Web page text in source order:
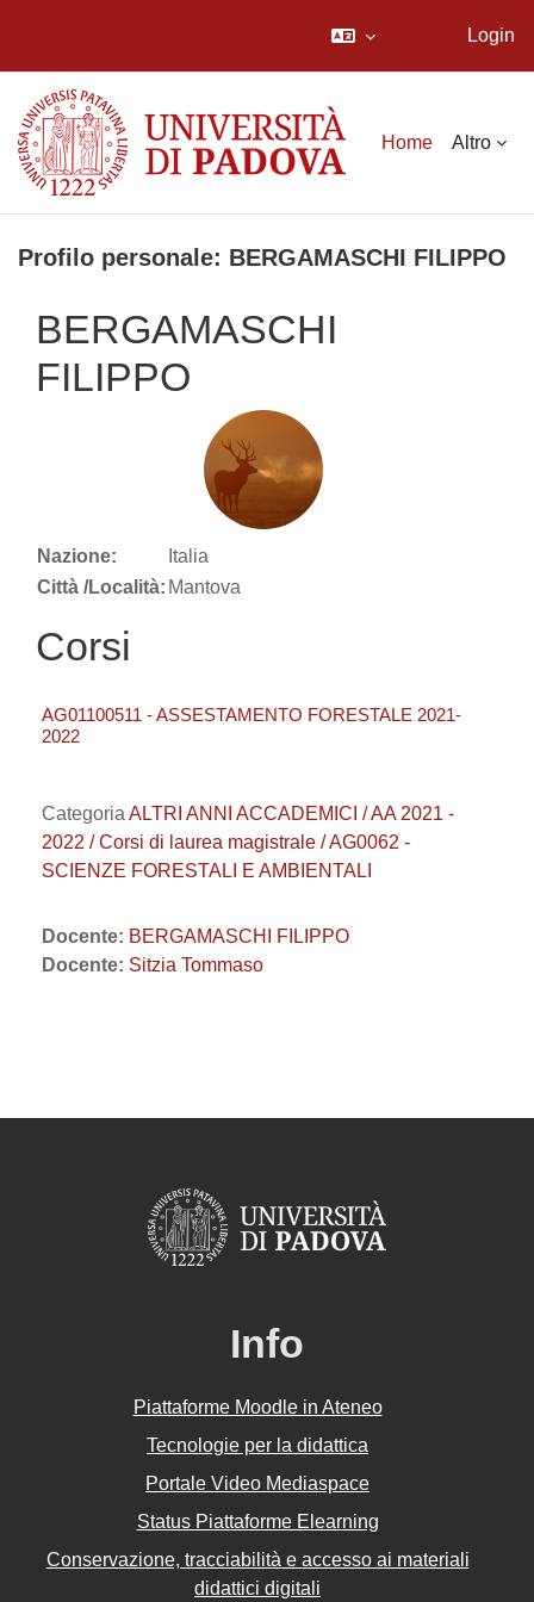
Login
Home Altro
Profilo personale: BERGAMASCHI FILIPPO
BERGAMASCHI
FILIPPO
Nazione:
Italia
Città /Località: Mantova
Corsi
AG01100511 - ASSESTAMENTO FORESTALE 2021-
2022
Categoria ALTRI ANNI ACCADEMICI / AA 2021 -
2022 / Corsi di laurea magistrale / AG0062 -
SCIENZE FORESTALI E AMBIENTALI
Docente: BERGAMASCHI FILIPPO
Docente: Sitzia Tommaso
Info
Piattaforme Moodle in Ateneo
Tecnologie per la didattica
Portale Video Mediaspace
Status Piattaforme Elearning
Conservazione, tracciabilità e accesso ai materiali
didattici digitali